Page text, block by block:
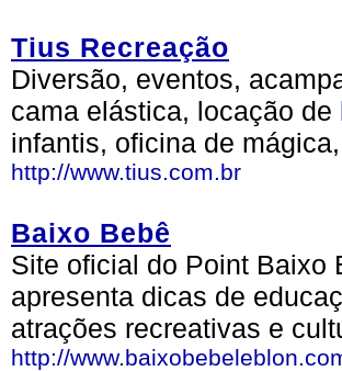
Tius Recreação
Diversão, eventos,
cama elástica, locação de
infantis, oficina de
http://www.tius.com.br
Baixo Bebê
Site oficial do Point Baixo
apresenta dicas de
atrações recreativas e
http://